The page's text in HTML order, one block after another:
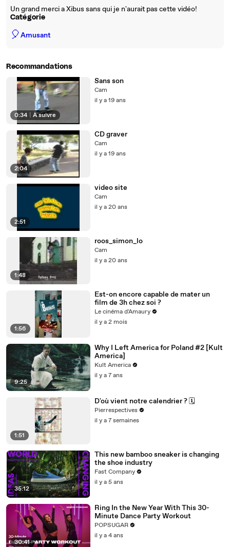
Un grand merci a Xibus sans qui je n'aurait pas cette vidéo!
Catégorie
🎈Amusant
Recommandations
0:34 À suivre
Sans son
Cam
il y a 19 ans
2:04
CD graver
Cam
il y a 19 ans
2:51
video site
Cam
il y a 20 ans
1:48
roos_simon_lo
Cam
il y a 20 ans
1:56
Est-on encore capable de mater un
film de 3h chez soi ?
Le cinéma d'Amaury
il y a 2 mois
9:25
Why I Left America for Poland #2 [Kult
America]
Kult America
il y a 7 ans
1:51
D'où vient notre calendrier ? 🗓️
Pierrespectives
il y a 7 semaines
35:12
This new bamboo sneaker is changing
the shoe industry
Fast Company
il y a 5 ans
30:41
Ring In the New Year With This 30-
Minute Dance Party Workout
POPSUGAR
il y a 4 ans